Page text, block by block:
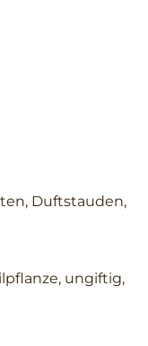
Duftstauden,
ungiftig,